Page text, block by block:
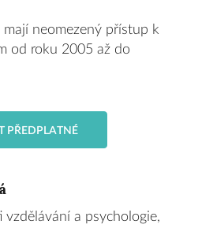
mají neomezený přístup k
od roku 2005 až do
PŘEDPLATNÉ
a psychologie,